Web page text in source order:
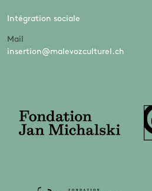
Intégration sociale
Mail
insertion@malevozculturel.ch